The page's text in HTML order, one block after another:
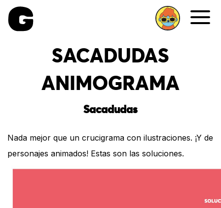
SACADUDAS
ANIMOGRAMA
Sacadudas
Nada mejor que un crucigrama con ilustraciones. ¡Y de
personajes animados! Estas son las soluciones.